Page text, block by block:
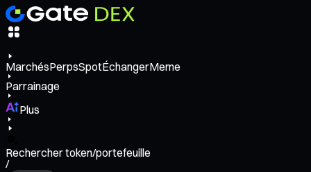
MarchésPerpsSpotÉchangerMeme
Parrainage
Plus
Rechercher token/portefeuille
/